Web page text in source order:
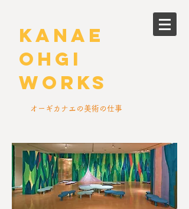
kanae
ohgi
works
​オーギカナエの美術の仕事